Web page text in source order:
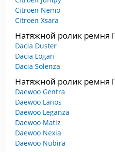
Citroen Nemo
Citroen Xsara
Натяжной ролик ремня
Dacia Duster
Dacia Logan
Dacia Solenza
Натяжной ролик ремня
Daewoo Gentra
Daewoo Lanos
Daewoo Leganza
Daewoo Matiz
Daewoo Nexia
Daewoo Nubira